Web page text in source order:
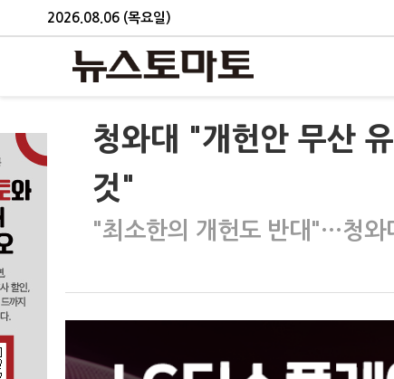
2026.08.06 (목요일)
청와대 "개헌안 무산
것"
"최소한의 개헌도 반대"…청와